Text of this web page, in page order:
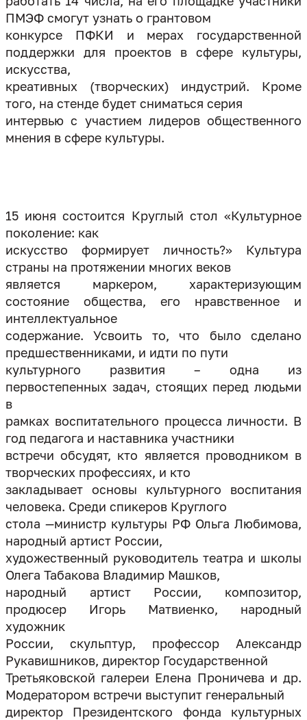
ПМЭФ смогут узнать о грантовом
конкурсе ПФКИ и мерах государственной
поддержки для проектов в сфере культуры,
искусства,
креативных (творческих) индустрий. Кроме
того, на стенде будет сниматься серия
интервью с участием лидеров общественного
мнения в сфере культуры.
15 июня состоится Круглый стол «Культурное
поколение: как
искусство формирует личность?» Культура
страны на протяжении многих веков
является маркером, характеризующим
состояние общества, его нравственное и
интеллектуальное
содержание. Усвоить то, что было сделано
предшественниками, и идти по пути
культурного развития – одна из
первостепенных задач, стоящих перед людьми
в
рамках воспитательного процесса личности. В
год педагога и наставника участники
встречи обсудят, кто является проводником в
творческих профессиях, и кто
закладывает основы культурного воспитания
человека. Среди спикеров Круглого
стола —министр культуры РФ Ольга Любимова,
народный артист России,
художественный руководитель театра и школы
Олега Табакова Владимир Машков,
народный артист России, композитор,
продюсер Игорь Матвиенко, народный
художник
России, скульптур, профессор Александр
Рукавишников, директор Государственной
Третьяковской галереи Елена Проничева и др.
Модератором встречи выступит генеральный
директор Президентского фонда культурных